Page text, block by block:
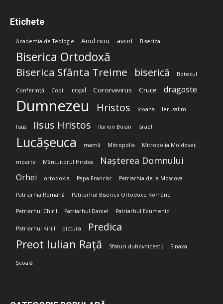
Etichete
Academia de Teologie Anul nou avort Biserica
Biserica Ortodoxă
Biserica Sfânta Treime biserică Botezul
Conferință Copii copil Coronavirus Cruce dragoste
Dumnezeu Hristos Icoana Ierusalim
Iisus Iisus Hristos Ilarion Boian Israel
Lucășeuca mamă Mitropolia Mitropolia Moldovei;
moarte Mântuitorul Hristos Nașterea Domnului
Orhei ortodoxia Papa Francisc Patriarhia de la Moscova
Patriarhia Română Patriarhul Bisericii Ortodoxe Române
Patriarhul Chiril Patriarhul Daniel Patriarhul Ecumenic
Patriarhul Kirill pictura Predica
Preot Iulian Rață Sfaturi duhovnicești; Sinaxa
Școală